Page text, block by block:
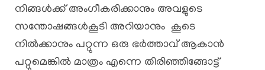
നിങ്ങൾക്ക് അംഗീകരിക്കാനും അവളുടെ
സന്തോഷങ്ങൾകൂടി അറിയാനും കൂടെ
നിൽക്കാനും പറ്റുന്ന ഒരു ഭർത്താവ് ആകാൻ
പറ്റുമെങ്കിൽ മാത്രം എന്നെ തിരിഞ്ഞിങ്ങോട്ട്